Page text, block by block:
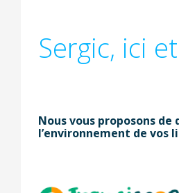
Sergic, ici
Nous vous proposons de
l’environnement de vos